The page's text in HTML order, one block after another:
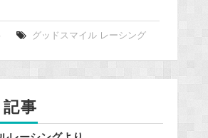
グッドスマイル レーシング
事